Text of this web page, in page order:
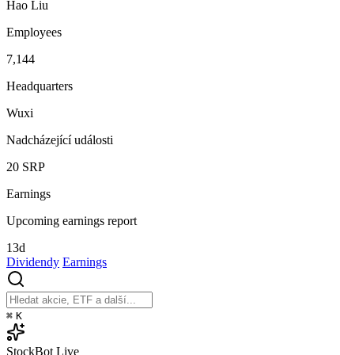
Hao Liu
Employees
7,144
Headquarters
Wuxi
Nadcházející události
20 SRP
Earnings
Upcoming earnings report
13d
Dividendy Earnings
⌘ K
StockBot Live